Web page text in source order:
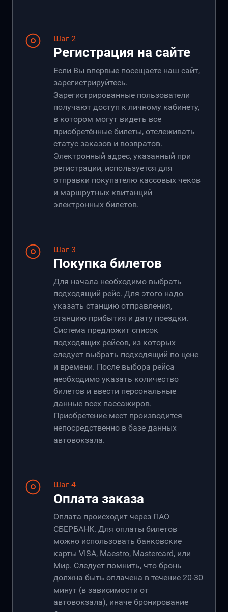
Шаг 2
Регистрация на сайте
Если Вы впервые посещаете наш сайт,
зарегистрируйтесь.
Зарегистрированные пользователи
получают доступ к личному кабинету,
в котором могут видеть все
приобретённые билеты, отслеживать
статус заказов и возвратов.
Электронный адрес, указанный при
регистрации, используется для
отправки покупателю кассовых чеков
и маршрутных квитанций
электронных билетов.
Шаг 3
Покупка билетов
Для начала необходимо выбрать
подходящий рейс. Для этого надо
указать станцию отправления,
станцию прибытия и дату поездки.
Система предложит список
подходящих рейсов, из которых
следует выбрать подходящий по цене
и времени. После выбора рейса
необходимо указать количество
билетов и ввести персональные
данные всех пассажиров.
Приобретение мест производится
непосредственно в базе данных
автовокзала.
Шаг 4
Оплата заказа
Оплата происходит через ПАО
СБЕРБАНК. Для оплаты билетов
можно использовать банковские
карты VISA, Maestro, Mastercard, или
Мир. Следует помнить, что бронь
должна быть оплачена в течение 20-30
минут (в зависимости от
автовокзала), иначе бронирование